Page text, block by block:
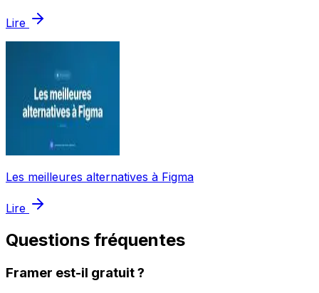
Lire
Les meilleures alternatives à Figma
Lire
Questions fréquentes
Framer est-il gratuit ?